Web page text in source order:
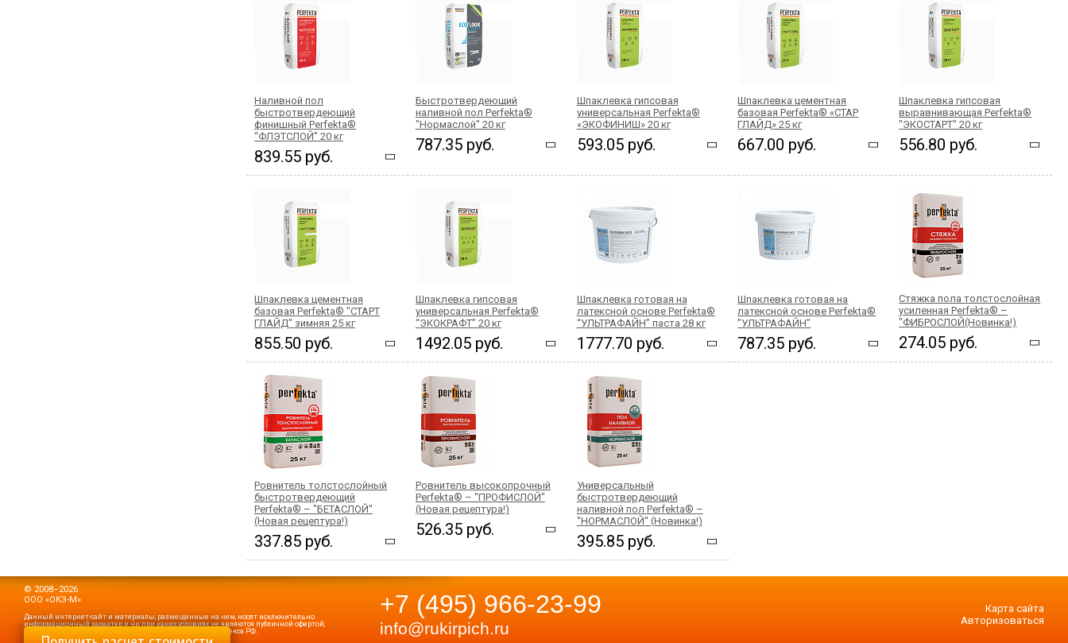
Наливной пол
быстротвердеющий
финишный Perfekta®
“ФЛЭТСЛОЙ” 20 кг
839.55 руб.
Быстротвердеющий
наливной пол Perfekta®
"Нормаслой" 20 кг
787.35 руб.
Шпаклевка гипсовая
универсальная Perfekta®
«ЭКОФИНИШ» 20 кг
593.05 руб.
Шпаклевка цементная
базовая Perfekta® «СТАР
ГЛАЙД» 25 кг
667.00 руб.
Шпаклевка гипсовая
выравнивающая Perfekta®
"ЭКОСТАРТ" 20 кг
556.80 руб.
Шпаклевка цементная
базовая Perfekta® "СТАРТ
ГЛАЙД" зимняя 25 кг
855.50 руб.
Шпаклевка гипсовая
универсальная Perfekta®
“ЭКОКРАФТ” 20 кг
1492.05 руб.
Шпаклевка готовая на
латексной основе Perfekta®
“УЛЬТРАФАЙН” паста 28 кг
1777.70 руб.
Шпаклевка готовая на
латексной основе Perfekta®
"УЛЬТРАФАЙН"
787.35 руб.
Стяжка пола толстослойная
усиленная Perfekta® –
"ФИБРОСЛОЙ(Новинка!)
274.05 руб.
Ровнитель толстослойный
быстротвердеющий
Perfekta® – "БЕТАСЛОЙ"
(Новая рецептура!)
337.85 руб.
Ровнитель высокопрочный
Perfekta® – "ПРОФИСЛОЙ"
(Новая рецептура!)
526.35 руб.
Универсальный
быстротвердеющий
наливной пол Perfekta® –
"НОРМАСЛОЙ" (Новинка!)
395.85 руб.
© 2008–2026
ООО «ОКЗ-М»
Данный интернет-сайт и материалы, размещенные на нем, носят исключительно
информационный характер и ни при каких условиях не являются публичной офертой,
определяемой положениями статьи 437 Гражданского кодекса РФ.
+7 (495) 966-23-99
info@rukirpich.ru
Карта сайта
Авторизоваться